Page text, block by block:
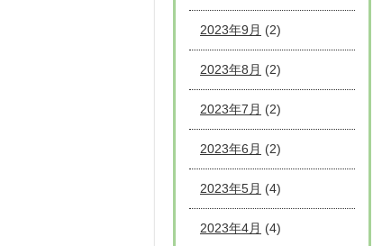
2023年9月 (2)
2023年8月 (2)
2023年7月 (2)
2023年6月 (2)
2023年5月 (4)
2023年4月 (4)